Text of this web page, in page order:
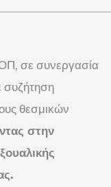
σε συνεργασία
συζήτηση
θεσμικών
στην